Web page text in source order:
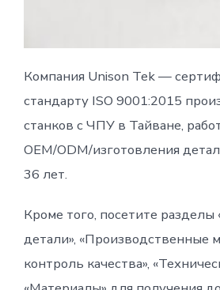
Компания Unison Tek —
стандарту ISO 9001:2015
станков с ЧПУ в Тайване,
OEM/ODM/изготовления
36 лет.
Кроме того, посетите разделы
детали», «Производственные
контроль качества»,